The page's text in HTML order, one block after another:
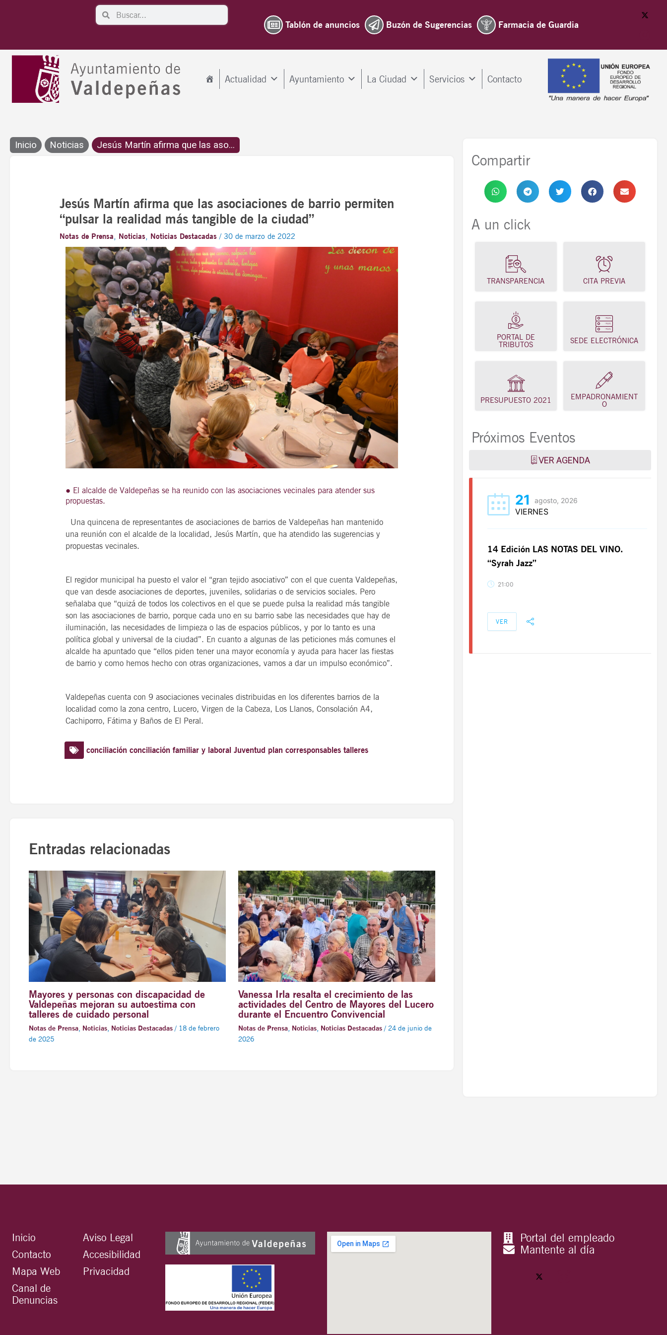
SearchSearch
Tablón de anuncios Buzón de Sugerencias Farmacia de Guardia
Actualidad Ayuntamiento La Ciudad Servicios Contacto
Inicio Noticias Jesús Martín afirma que las aso...
Jesús Martín afirma que las asociaciones de barrio permiten
“pulsar la realidad más tangible de la ciudad”
Notas de Prensa, Noticias, Noticias Destacadas /30 de marzo de 2022
● El alcalde de Valdepeñas se ha reunido con las asociaciones vecinales para atender sus
propuestas.
Una quincena de representantes de asociaciones de barrios de Valdepeñas han mantenido
una reunión con el alcalde de la localidad, Jesús Martín, que ha atendido las sugerencias y
propuestas vecinales.
El regidor municipal ha puesto el valor el “gran tejido asociativo” con el que cuenta Valdepeñas,
que van desde asociaciones de deportes, juveniles, solidarias o de servicios sociales. Pero
señalaba que “quizá de todos los colectivos en el que se puede pulsa la realidad más tangible
son las asociaciones de barrio, porque cada uno en su barrio sabe las necesidades que hay de
iluminación, las necesidades de limpieza o las de espacios públicos, y por lo tanto es una
política global y universal de la ciudad”. En cuanto a algunas de las peticiones más comunes el
alcalde ha apuntado que “ellos piden tener una mayor economía y ayuda para hacer las fiestas
de barrio y como hemos hecho con otras organizaciones, vamos a dar un impulso económico”.
Valdepeñas cuenta con 9 asociaciones vecinales distribuidas en los diferentes barrios de la
localidad como la zona centro, Lucero, Virgen de la Cabeza, Los Llanos, Consolación A4,
Cachiporro, Fátima y Baños de El Peral.
conciliación conciliación familiar y laboral Juventud plan corresponsables talleres
Entradas relacionadas
Mayores y personas con discapacidad de
Valdepeñas mejoran su autoestima con
talleres de cuidado personal
Notas de Prensa, Noticias, Noticias Destacadas/ 18 de febrero
de 2025
Vanessa Irla resalta el crecimiento de las
actividades del Centro de Mayores del Lucero
durante el Encuentro Convivencial
Notas de Prensa, Noticias, Noticias Destacadas/ 24 de junio de
2026
Compartir
A un click
TRANSPARENCIA CITA PREVIA
PORTAL DE
TRIBUTOS
SEDE ELECTRÓNICA
PRESUPUESTO 2021
EMPADRONAMIENT
O
Próximos Eventos
VER AGENDA
14 Edición LAS NOTAS DEL VINO.
21:00 21:00
21 agosto, 2026
VIERNES
14 Edición LAS NOTAS DEL VINO.
“Syrah Jazz”
21:00
VER
Inicio
Contacto
Mapa Web
Canal de
Denuncias
Aviso Legal
Accesibilidad
Privacidad
Portal del empleado
Mantente al día